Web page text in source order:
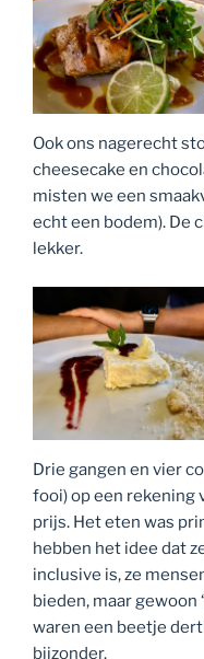
Ook ons nagerecht
cheesecake en
misten we een
echt een bodem). De
lekker.
Drie gangen en vier
fooi) op een rekening
prijs. Het eten was
hebben het idee dat
inclusive is, ze
bieden, maar gewoon
waren een beetje
bijzonder.